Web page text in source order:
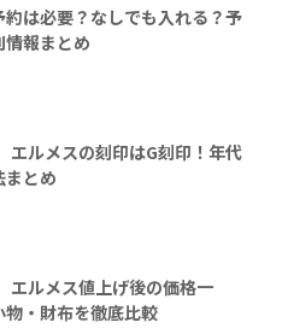
約は必要？なしでも入れる？予
報まとめ
エルメスの刻印はG刻印！年代
まとめ
エルメス値上げ後の価格一
物・財布を徹底比較